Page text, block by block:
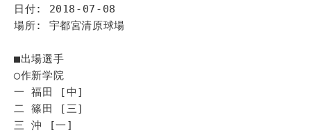
日付: 2018-07-08
場所: 宇都宮清原球場
■出場選手
◯作新学院
一 福田 [中]
二 篠田 [三]
三 沖 [一]